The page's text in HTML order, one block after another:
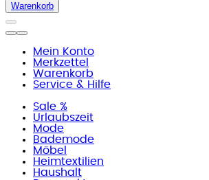
Warenkorb
Mein Konto
Merkzettel
Warenkorb
Service & Hilfe
Sale %
Urlaubszeit
Mode
Bademode
Möbel
Heimtextilien
Haushalt